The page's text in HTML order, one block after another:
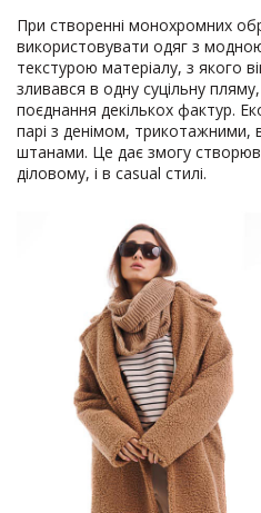
При створенні монохромних
використовувати одяг з
текстурою матеріалу, з якого
зливався в одну суцільну
поєднання декількох фактур.
парі з денімом, трикотажними,
штанами. Це дає змогу
діловому, і в casual стилі.